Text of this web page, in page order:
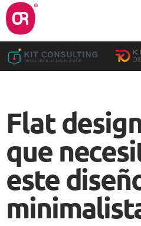
Flat
que
este